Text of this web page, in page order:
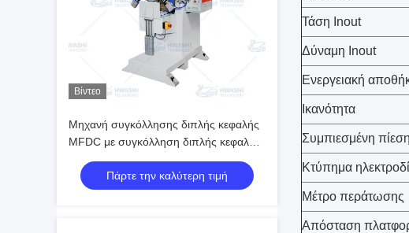
Βίντεο
Μηχανή συγκόλλησης διπλής κεφαλής
MFDC με συγκόλληση διπλής κεφαλής
και μετασχηματιστή MFDC για
συσσωρευτές κλειδαριού αγκινάδας
(600-1000 mm πλάτος συγκόλλησης)
Πάρτε την καλύτερη τιμή
Τάση Inout
Δύναμη Inout
Ενεργειακή
Ικανότητα
Συμπιεσμένη πίεση
Κτύπημα
Μέτρο περάτωσης
Απόσταση